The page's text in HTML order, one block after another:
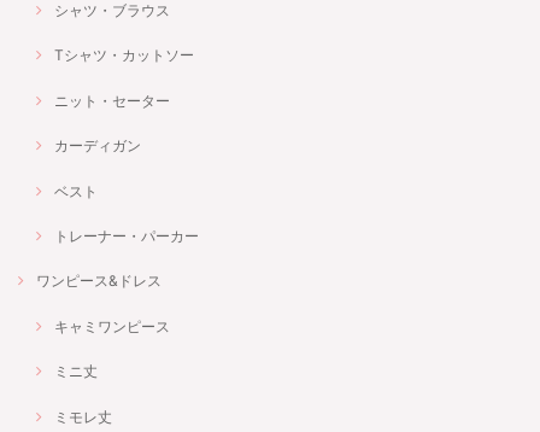
シャツ・ブラウス
Tシャツ・カットソー
ニット・セーター
カーディガン
ベスト
トレーナー・パーカー
ワンピース&ドレス
キャミワンピース
ミニ丈
ミモレ丈